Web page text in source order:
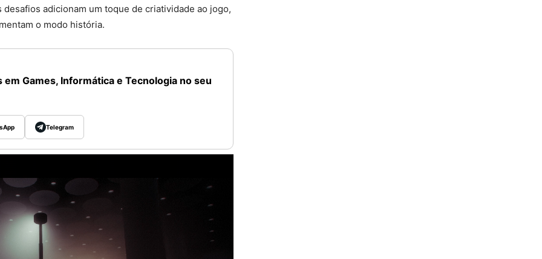
adicionam um toque de criatividade ao jogo,
o modo história.
Games, Informática e Tecnologia no seu
Telegram